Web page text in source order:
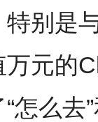
别是
元的
怎么去